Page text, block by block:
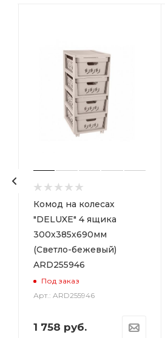
Комод на колесах
"DELUXE" 4 ящика
300х385х690мм
(Светло-бежевый)
ARD255946
Под заказ
Арт.: ARD255946
1 758 руб.